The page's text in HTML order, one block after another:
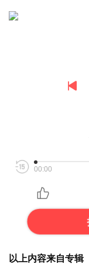
00:00
以上内容来自专辑